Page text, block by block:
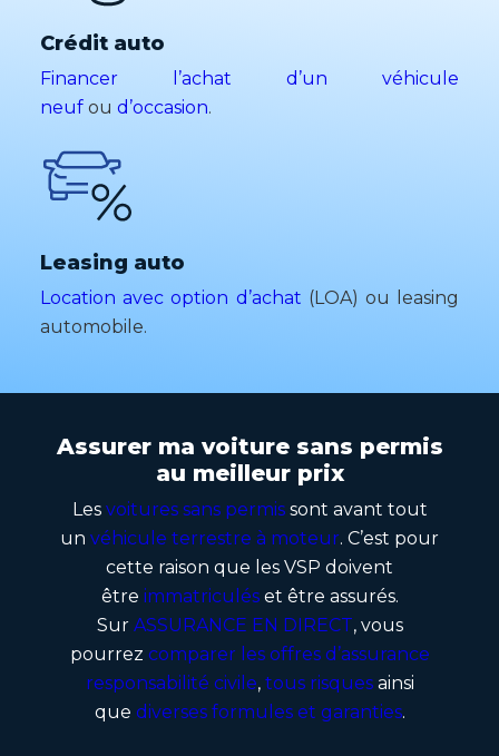
Crédit auto
Financer l’achat d’un véhicule
neufou d’occasion
Leasing auto
Location avec option d’achat (LOA) ou leasing
automobile.
Assurer ma voiture sans permis
au meilleur prix
Les voitures sans permissont avant tout
un véhicule terrestre à moteur. C’est pour
cette raison que les VSP doivent
être immatriculéset être assurés.
Sur ASSURANCE EN DIRECT, vous
pourrez comparer les offres d’assurance
responsabilité civile, tous risquesainsi
que diverses formules et garanties.